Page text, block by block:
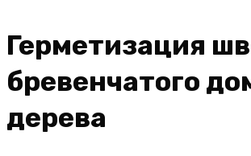
Герметизация
бревенчатого
дерева